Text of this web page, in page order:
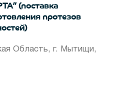
(поставка
протезов
Область, г. Мытищи,